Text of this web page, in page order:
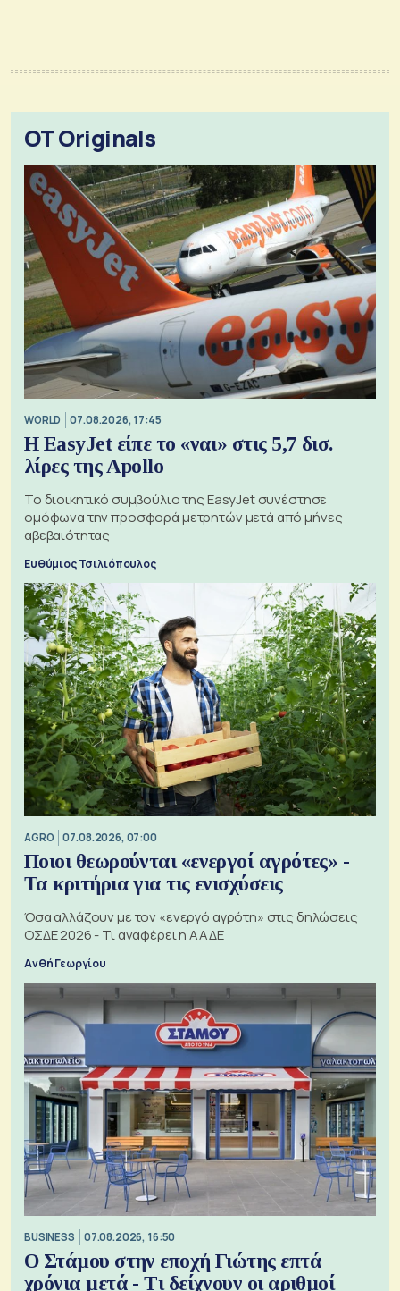
OT Originals
WORLD 07.08.2026, 17:45
Η EasyJet είπε το «ναι» στις 5,7 δισ.
λίρες της Apollo
Το διοικητικό συμβούλιο της EasyJet συνέστησε
ομόφωνα την προσφορά μετρητών μετά από μήνες
αβεβαιότητας
Ευθύμιος Τσιλιόπουλος
AGRO 07.08.2026, 07:00
Ποιοι θεωρούνται «ενεργοί αγρότες» -
Τα κριτήρια για τις ενισχύσεις
Όσα αλλάζουν με τον «ενεργό αγρότη» στις δηλώσεις
ΟΣΔΕ 2026 - Τι αναφέρει η ΑΑΔΕ
Ανθή Γεωργίου
BUSINESS 07.08.2026, 16:50
Ο Στάμου στην εποχή Γιώτης επτά
χρόνια μετά - Τι δείχνουν οι αριθμοί